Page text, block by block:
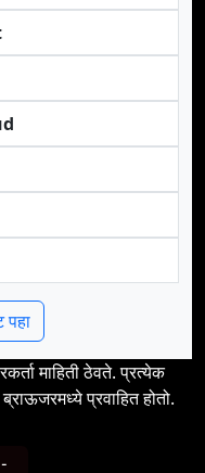
पहा
माहिती ठेवते. प्रत्येक
प्रवाहित होतो.
-